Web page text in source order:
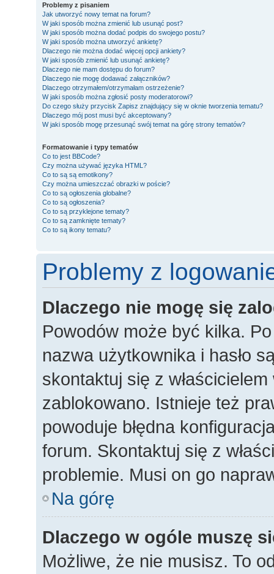
Problemy z pisaniem
Jak utworzyć nowy temat na forum?
W jaki sposób można zmienić lub usunąć post?
W jaki sposób można dodać podpis do swojego postu?
W jaki sposób można utworzyć ankietę?
Dlaczego nie można dodać więcej opcji ankiety?
W jaki sposób zmienić lub usunąć ankietę?
Dlaczego nie mam dostępu do forum?
Dlaczego nie mogę dodawać załączników?
Dlaczego otrzymałem/otrzymałam ostrzeżenie?
W jaki sposób można zgłosić posty moderatorowi?
Do czego służy przycisk Zapisz znajdujący się w oknie tworzenia tematu?
Dlaczego mój post musi być akceptowany?
W jaki sposób mogę przesunąć swój temat na górę strony tematów?
Formatowanie i typy tematów
Co to jest BBCode?
Czy można używać języka HTML?
Co to są są emotikony?
Czy można umieszczać obrazki w poście?
Co to są ogłoszenia globalne?
Co to są ogłoszenia?
Co to są przyklejone tematy?
Co to są zamknięte tematy?
Co to są ikony tematu?
Problemy z
Dlaczego nie mogę się
Powodów może być kilka.
nazwa użytkownika i hasło
skontaktuj się z
zablokowano. Istnieje też
powoduje błędna
forum. Skontaktuj się z
problemie. Musi on go
Na górę
Dlaczego w ogóle muszę
Możliwe, że nie musisz. To